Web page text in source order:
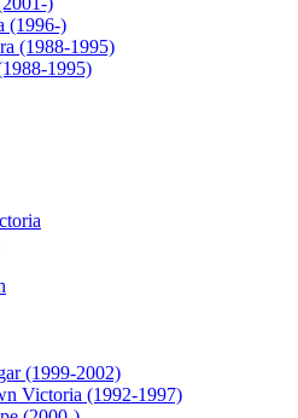
(1996-)
(1988-1995)
1995)
(1999-2002)
Victoria (1992-1997)